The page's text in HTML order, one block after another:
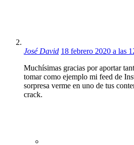
José David 18 febrero 2020 a las
Muchísimas gracias por aportar
tomar como ejemplo mi feed de
sorpresa verme en uno de tus
crack.